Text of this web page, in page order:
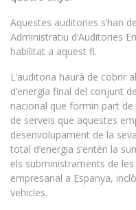
Aquestes auditories s’han
Administratiu d’Auditories
habilitat a aquest fi.
L’auditoria haurà de cobrir
d’energia final del conjunt
nacional que formin part
de serveis que aquestes
desenvolupament de la
total d’energia s’entén la
els subministraments de
empresarial a Espanya,
vehicles.